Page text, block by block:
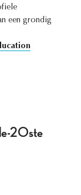
een grondig
20ste